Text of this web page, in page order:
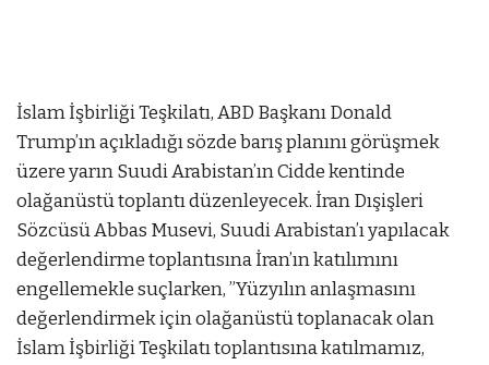
İslam İşbirliği Teşkilatı, ABD Başkanı Donald
Trump’ın açıkladığı sözde barış planını görüşmek
üzere yarın Suudi Arabistan’ın Cidde kentinde
olağanüstü toplantı düzenleyecek. İran Dışişleri
Sözcüsü Abbas Musevi, Suudi Arabistan’ı yapılacak
değerlendirme toplantısına İran’ın katılımını
engellemekle suçlarken, ”Yüzyılın anlaşmasını
değerlendirmek için olağanüstü toplanacak olan
İslam İşbirliği Teşkilatı toplantısına katılmamız,